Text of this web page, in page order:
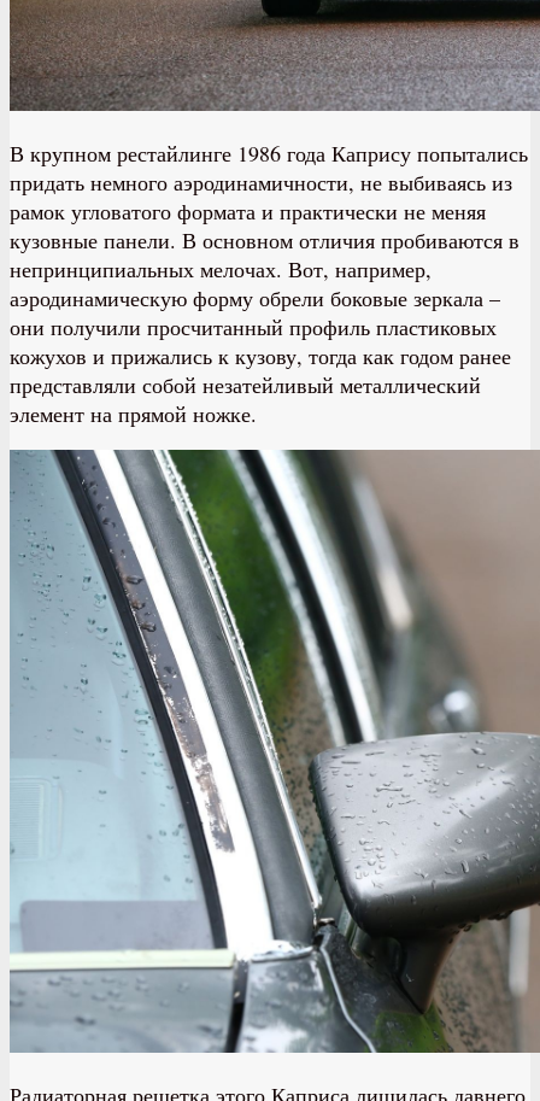
В крупном рестайлинге 1986 года Капрису попытались
придать немного аэродинамичности, не выбиваясь из
рамок угловатого формата и практически не меняя
кузовные панели. В основном отличия пробиваются в
непринципиальных мелочах. Вот, например,
аэродинамическую форму обрели боковые зеркала –
они получили просчитанный профиль пластиковых
кожухов и прижались к кузову, тогда как годом ранее
представляли собой незатейливый металлический
элемент на прямой ножке.
Радиаторная решетка этого Каприса лишилась давнего